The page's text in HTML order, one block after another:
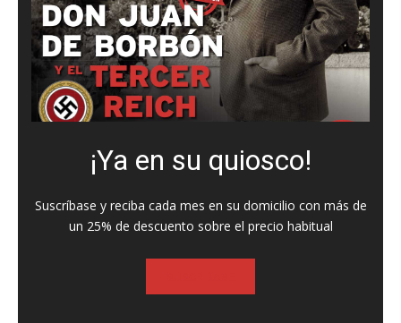
¡Ya en su quiosco!
Suscríbase y reciba cada mes en su domicilio con más de
un 25% de descuento sobre el precio habitual